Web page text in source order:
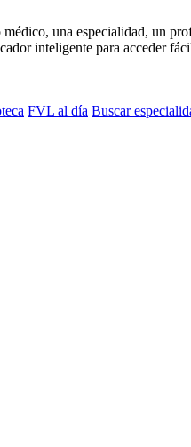
médico, una especialidad, un
inteligente para acceder
FVL al día Buscar